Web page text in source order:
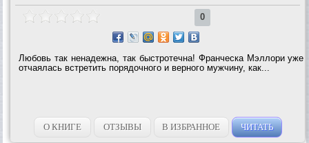
0
Любовь так ненадежна, так быстротечна! Франческа Мэллори уже
отчаялась встретить порядочного и верного мужчину, как...
О КНИГЕ ОТЗЫВЫ В ИЗБРАННОЕ ЧИТАТЬ